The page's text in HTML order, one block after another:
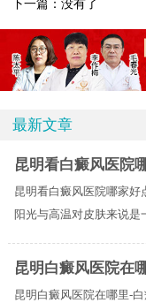
下一篇：没有了
最新文章
昆明看白癜风医院
昆明看白癜风医院哪家好
阳光与高温对皮肤来说是
昆明白癜风医院在
昆明白癜风医院在哪里-